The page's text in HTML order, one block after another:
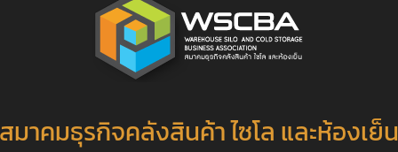
สมาคมธุรกิจคลังสินค้า ไซโล และห้องเย็น